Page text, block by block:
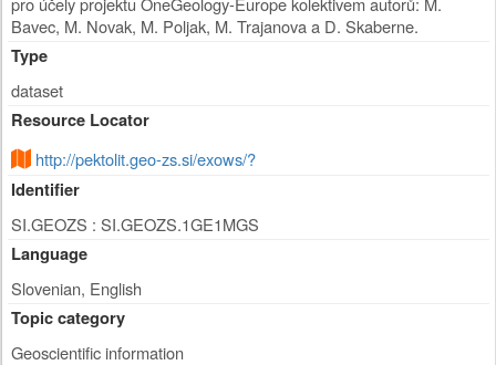
Bavec, M. Novak, M. Poljak, M. Trajanova a D. Skaberne.
Type
dataset
Resource Locator
http://pektolit.geo-zs.si/exows/?
Identifier
SI.GEOZS : SI.GEOZS.1GE1MGS
Language
Slovenian, English
Topic category
Geoscientific information